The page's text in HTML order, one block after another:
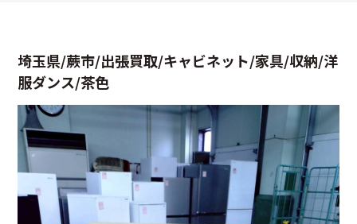
埼玉県/蕨市/出張買取/キャビネット/家具/収納/洋
服ダンス/茶色